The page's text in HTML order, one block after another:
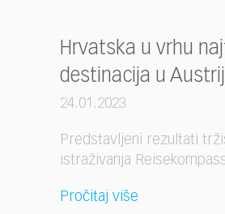
Hrvatska u vrhu
destinacija u
24.01.2023
Predstavljeni rezultati
istraživanja
Pročitaj više